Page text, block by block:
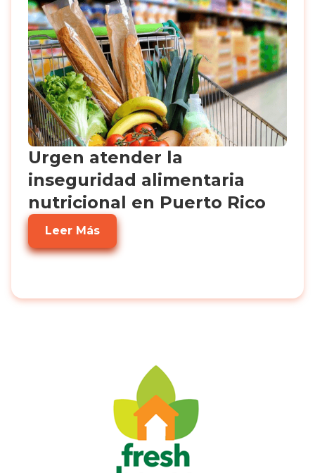
Urgen atender la
inseguridad alimentaria
nutricional en Puerto Rico
Leer Más